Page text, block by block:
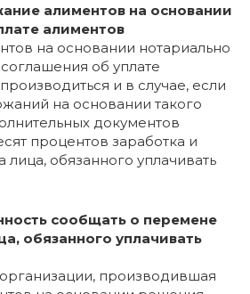
алиментов на основании
алиментов
на основании нотариально
об уплате
и в случае, если
на основании такого
документов
процентов заработка и
лица, обязанного уплачивать
сообщать о перемене
обязанного уплачивать
производившая